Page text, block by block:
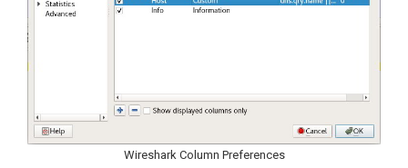
Wireshark Column Preferences